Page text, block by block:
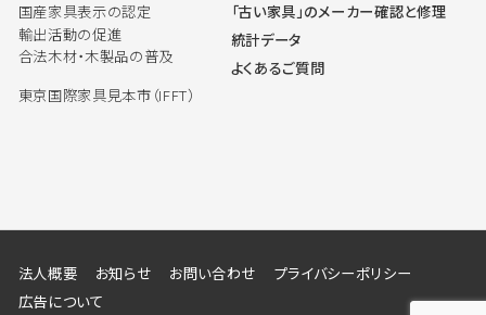
国産家具表示の認定
輸出活動の促進
合法木材・木製品の普及
東京国際家具見本市（IFFT）
「古い家具」のメーカー確認と修理
統計データ
よくあるご質問
法人概要 お知らせ お問い合わせ
プライバシーポリシー
広告について